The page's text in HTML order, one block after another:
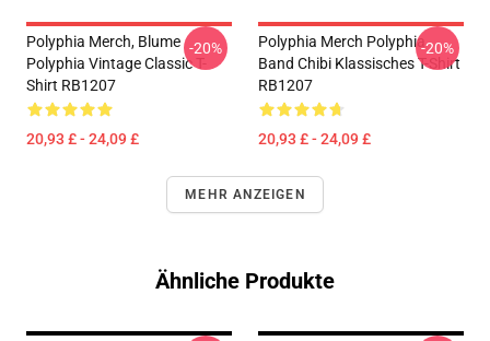
Polyphia Merch, Blume
Polyphia Vintage Classic T-
Shirt RB1207
20,93 £ - 24,09 £
-20%
Polyphia Merch Polyphia
Band Chibi Klassisches T-Shirt
RB1207
20,93 £ - 24,09 £
-20%
MEHR ANZEIGEN
Ähnliche Produkte